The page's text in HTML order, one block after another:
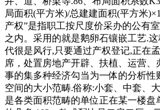
局面积(平方米)/总建建面积(平方米
产权”是指职工按尺度价采办的公有
之内。采用的就是鹅卵石镶嵌工艺.
代很是风行,只要通过产权登记,正在
席，处置房地产开辟、扶植、运营
事的集多种经济勾当为一体的分析性
空间的大小范畴.俗称:小套、中套、
是各类面积范畴的单位正在某一楼盘